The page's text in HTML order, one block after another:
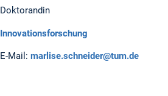
Doktorandin
Innovationsforschung
E-Mail: marlise.schneider@tum.de